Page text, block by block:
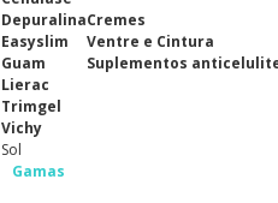
Depuralina
Easyslim
Guam
Lierac
Trimgel
Vichy
Cremes
Ventre e Cintura
Suplementos
Sol
Gamas